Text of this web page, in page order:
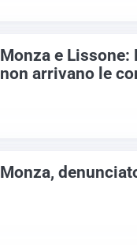
Monza e
non arrivano le
Monza,